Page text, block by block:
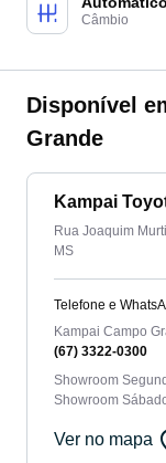
Câmbio
Disponível
Grande
Kampai
Rua Joaquim
MS
Telefone e
Kampai Campo
(67) 3322-0300
Showroom
Showroom
Ver no mapa